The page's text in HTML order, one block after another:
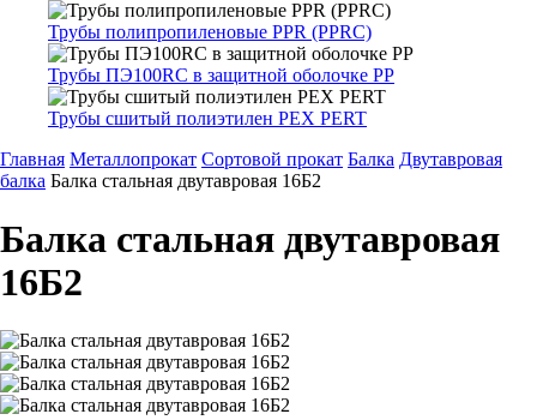
Трубы полипропиленовые PPR (PPRC)
Трубы ПЭ100RC в защитной оболочке PP
Трубы сшитый полиэтилен PEX PERT
Главная Металлопрокат Сортовой прокат Балка Двутавровая
балка Балка стальная двутавровая 16Б2
Балка стальная двутавровая
16Б2